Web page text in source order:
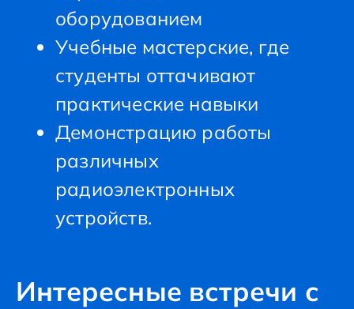
оборудованием
Учебные мастерские, где
студенты оттачивают
практические навыки
Демонстрацию работы
различных
радиоэлектронных
устройств.
Интересные встречи с